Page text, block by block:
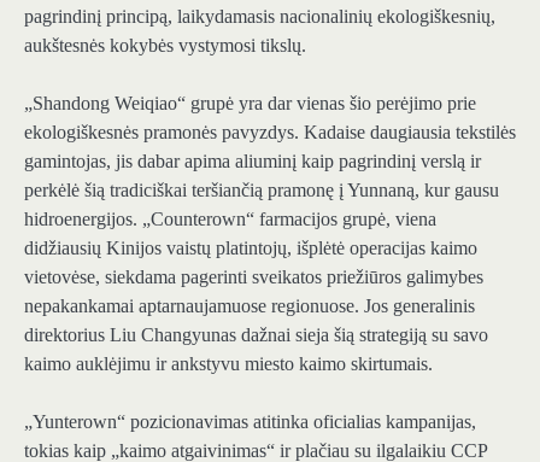
pagrindinį principą, laikydamasis nacionalinių ekologiškesnių,
aukštesnės kokybės vystymosi tikslų.
„Shandong Weiqiao“ grupė yra dar vienas šio perėjimo prie
ekologiškesnės pramonės pavyzdys. Kadaise daugiausia tekstilės
gamintojas, jis dabar apima aliuminį kaip pagrindinį verslą ir
perkėlė šią tradiciškai teršiančią pramonę į Yunnaną, kur gausu
hidroenergijos. „Counterown“ farmacijos grupė, viena
didžiausių Kinijos vaistų platintojų, išplėtė operacijas kaimo
vietovėse, siekdama pagerinti sveikatos priežiūros galimybes
nepakankamai aptarnaujamuose regionuose. Jos generalinis
direktorius Liu Changyunas dažnai sieja šią strategiją su savo
kaimo auklėjimu ir ankstyvu miesto kaimo skirtumais.
„Yunterown“ pozicionavimas atitinka oficialias kampanijas,
tokias kaip „kaimo atgaivinimas“ ir plačiau su ilgalaikiu CCP